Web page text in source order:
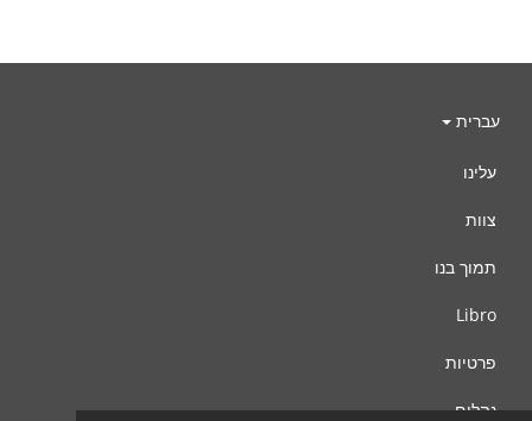
עברית
עלינו
צוות
תמוך בנו
Libro
פרטיות
נהלים